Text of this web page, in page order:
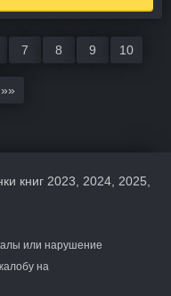
7 8 9 10
»»
книг 2023, 2024, 2025,
или нарушение
на